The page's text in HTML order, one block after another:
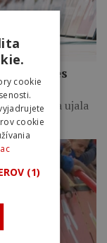
Femmes
sóle a ujala
cookie
cookie
(1)